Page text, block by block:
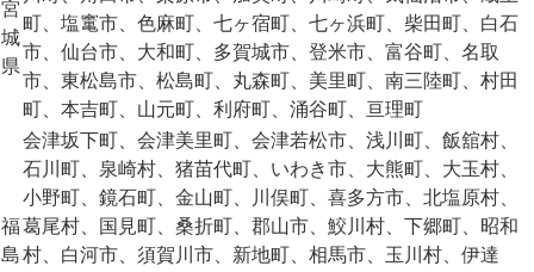
宮
城
県
町、塩竃市、色麻町、七ヶ宿町、七ヶ浜町、柴田町、白石
市、仙台市、大和町、多賀城市、登米市、富谷町、名取
市、東松島市、松島町、丸森町、美里町、南三陸町、村田
町、本吉町、山元町、利府町、涌谷町、亘理町
福
島
会津坂下町、会津美里町、会津若松市、浅川町、飯舘村、
石川町、泉崎村、猪苗代町、いわき市、大熊町、大玉村、
小野町、鏡石町、金山町、川俣町、喜多方市、北塩原村、
葛尾村、国見町、桑折町、郡山市、鮫川村、下郷町、昭和
村、白河市、須賀川市、新地町、相馬市、玉川村、伊達